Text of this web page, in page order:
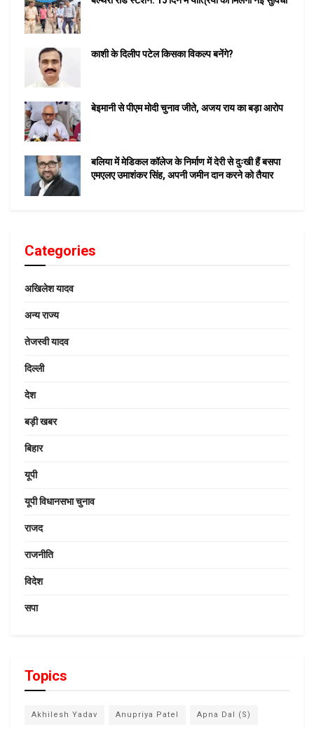
काशी के दिलीप पटेल किसका विकल्प बनेंगे?
बेइमानी से पीएम मोदी चुनाव जीते, अजय राय का बड़ा आरोप
बलिया में मेडिकल कॉलेज के निर्माण में देरी से दुःखी हैं बसपा
एमएलए उमाशंकर सिंह, अपनी जमीन दान करने को तैयार
Categories
अखिलेश यादव
अन्य राज्य
तेजस्वी यादव
दिल्ली
देश
बड़ी खबर
बिहार
यूपी
यूपी विधानसभा चुनाव
राजद
राजनीति
विदेश
सपा
Topics
Akhilesh Yadav Anupriya Patel Apna Dal (S)